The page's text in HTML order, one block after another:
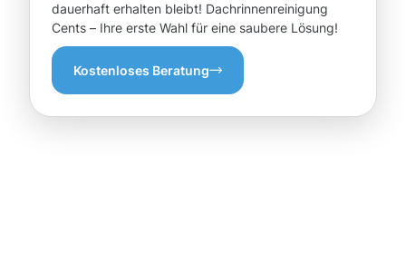
dauerhaft erhalten bleibt! Dachrinnenreinigung
Cents – Ihre erste Wahl für eine saubere Lösung!
Kostenloses Beratung